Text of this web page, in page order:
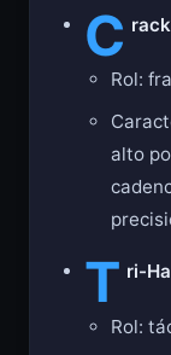
C
Rol:
alto
T ri-
Rol: